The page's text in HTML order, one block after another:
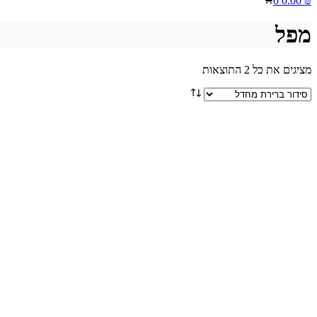
מפל
מציגים את כל ⁦2⁩ התוצאות